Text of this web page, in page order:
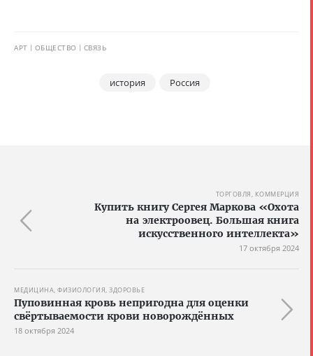
АРТ ОБЩЕСТВО СВЯЗЬ
история Россия
ТОРГОВЛЯ, КОММЕРЦИЯ
Купить книгу Сергея Маркова «Охота
на электроовец. Большая книга
искусственного интеллекта»
17 октября 2024
МЕДИЦИНА, ФИЗИОЛОГИЯ, ЗДОРОВЬЕ
Пуповинная кровь непригодна для оценки
свёртываемости крови новорождённых
18 октября 2024